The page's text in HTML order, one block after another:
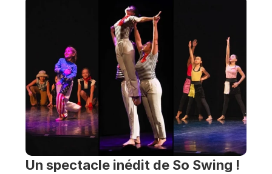
Un spectacle inédit de So Swing !